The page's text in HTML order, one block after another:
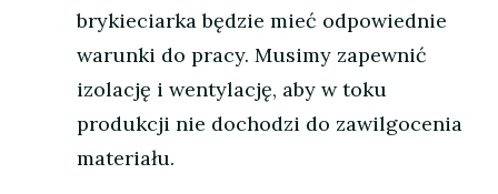
brykieciarka będzie mieć odpowiednie
warunki do pracy. Musimy zapewnić
izolację i wentylację, aby w toku
produkcji nie dochodzi do zawilgocenia
materiału.